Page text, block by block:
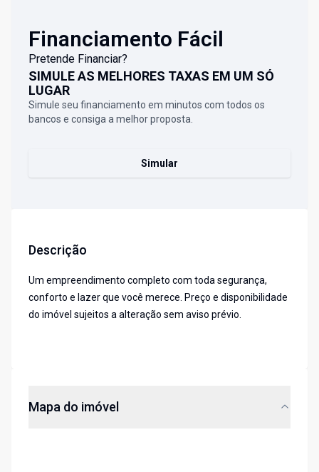
Financiamento Fácil
Pretende Financiar?
SIMULE AS MELHORES TAXAS EM UM SÓ
LUGAR
Simule seu financiamento em minutos com todos os
bancos e consiga a melhor proposta.
Simular
Descrição
Um empreendimento completo com toda segurança,
conforto e lazer que você merece. Preço e disponibilidade
do imóvel sujeitos a alteração sem aviso prévio.
Mapa do imóvel